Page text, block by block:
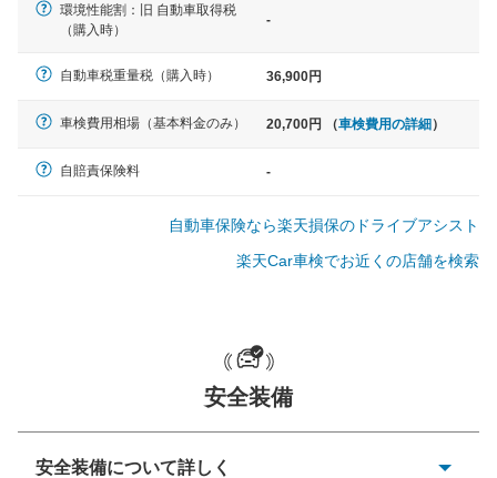
クラウン、アルファード、フォレ
一般的な荷物のサイズの目安
環境性能割：旧 自動車取得税
（購入時）
-
自動車税重量税（購入時） 36,900円
車検費用相場（基本料金のみ） 20,700円 （車検費用の詳細）
自賠責保険料 -
自動車保険なら楽天損保のドライブアシスト
楽天Car車検でお近くの店舗を検索
安全装備
安全装備について詳しく